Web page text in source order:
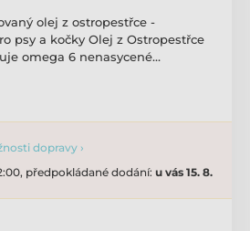
olej z ostropestřce -
psy a kočky Olej z Ostropestřce
omega 6 nenasycené…
dopravy ›
předpokládané dodání: u vás 15. 8.